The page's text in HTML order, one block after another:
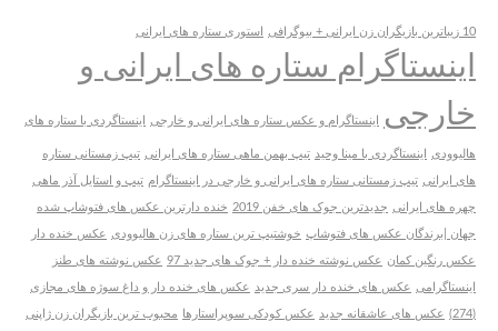
10 زیباترین بازیگران زن ایرانی + بیوگرافی استوری ستاره های ایرانی
اینستاگرام ستاره های ایرانی و
خارجی
اینستاگرام و عکس ستاره های ایرانی و خارجی اینستاگردی با ستاره های
هالیوودی اینستاگردی با مینا وحید تیپ بهمن ماهی ستاره های ایرانی تیپ زمستانی ستاره
های ایرانی تیپ زمستانی ستاره های ایرانی و خارجی در اینستاگرام تیپ و استایل آذر ماهی
چهره های ایرانی جدیدترین جوک های خفن 2019 خنده دارترین عکس های فتوشاپ شده
جهان |برندگان عکس های فتوشاپ خوشتیپ ترین ستاره های زن هالیوودی عکس خنده دار
عکس رنگین کمان عکس نوشته خنده دار + جوک های جدید 97 عکس نوشته های طنز
اینستاگرامی عکس های خنده دار سری جدید عکس های خنده دار و داغ سوژه های مجازی
(274) عکس های عاشقانه جدید عکس کودکی سوپراستارها محبوب ترین بازیگران زن ژاپنی